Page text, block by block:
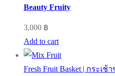
Beauty Fruity
3,000 ฿
Add to cart
Fresh Fruit Basket | กระเ